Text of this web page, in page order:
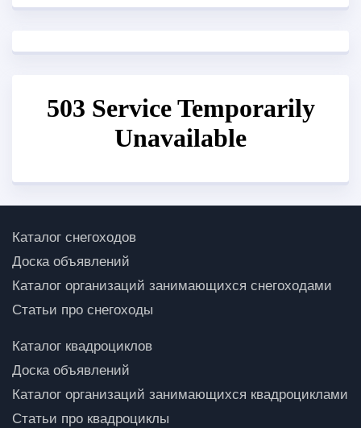
Каталог снегоходов
Доска объявлений
Каталог организаций занимающихся снегоходами
Статьи про снегоходы
Каталог квадроциклов
Доска объявлений
Каталог организаций занимающихся квадроциклами
Статьи про квадроциклы